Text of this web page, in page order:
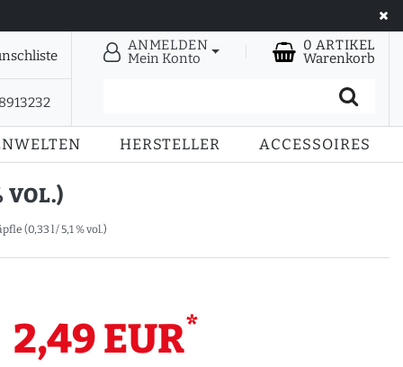
ANMELDEN
Mein Konto
0 ARTIKEL
Warenkorb
HERSTELLER ACCESSOIRES
VOL.)
(0,33 l / 5,1 % vol.)
2,49 EUR*